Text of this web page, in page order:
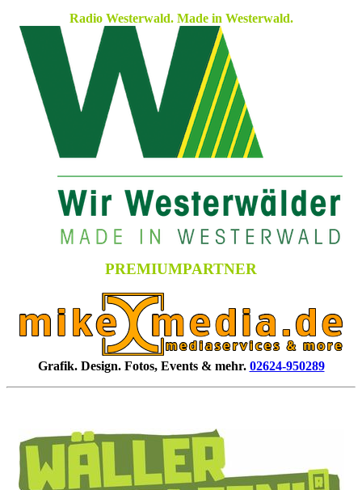
Radio Westerwald. Made in Westerwald.
PREMIUMPARTNER
Grafik. Design. Fotos, Events & mehr. 02624-950289